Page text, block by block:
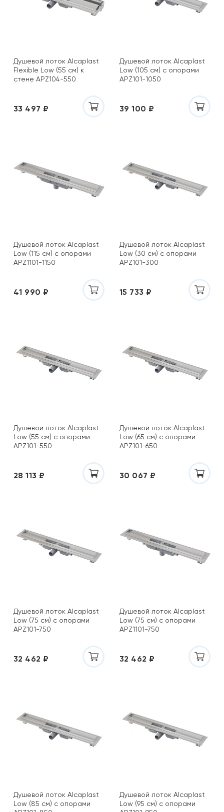
Душевой лоток Alcaplast
Flexible Low (55 см) к
стене APZ104-550
33 497 ₽
Душевой лоток Alcaplast
Low (105 см) с опорами
APZ101-1050
39 100 ₽
Душевой лоток Alcaplast
Low (115 см) с опорами
APZ1101-1150
41 990 ₽
Душевой лоток Alcaplast
Low (30 см) с опорами
APZ101-300
15 733 ₽
Душевой лоток Alcaplast
Low (55 см) с опорами
APZ101-550
28 113 ₽
Душевой лоток Alcaplast
Low (65 см) с опорами
APZ101-650
30 067 ₽
Душевой лоток Alcaplast
Low (75 см) с опорами
APZ101-750
32 462 ₽
Душевой лоток Alcaplast
Low (75 см) с опорами
APZ1101-750
32 462 ₽
Душевой лоток Alcaplast
Low (85 см) с опорами
Душевой лоток Alcaplast
Low (95 см) с опорами